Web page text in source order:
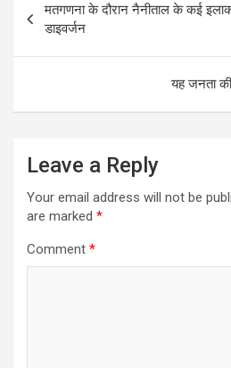
navigation
मतगणना के दौरान नैनीताल के कई
डाइवर्जन
यह जनता
Leave a Reply
Your email address will not be
are marked *
Comment *